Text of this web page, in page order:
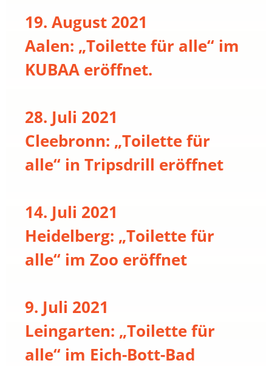
19. August 2021
Aalen: „Toilette für alle“ im
KUBAA eröffnet.
28. Juli 2021
Cleebronn: „Toilette für
alle“ in Tripsdrill eröffnet
14. Juli 2021
Heidelberg: „Toilette für
alle“ im Zoo eröffnet
9. Juli 2021
Leingarten: „Toilette für
alle“ im Eich-Bott-Bad